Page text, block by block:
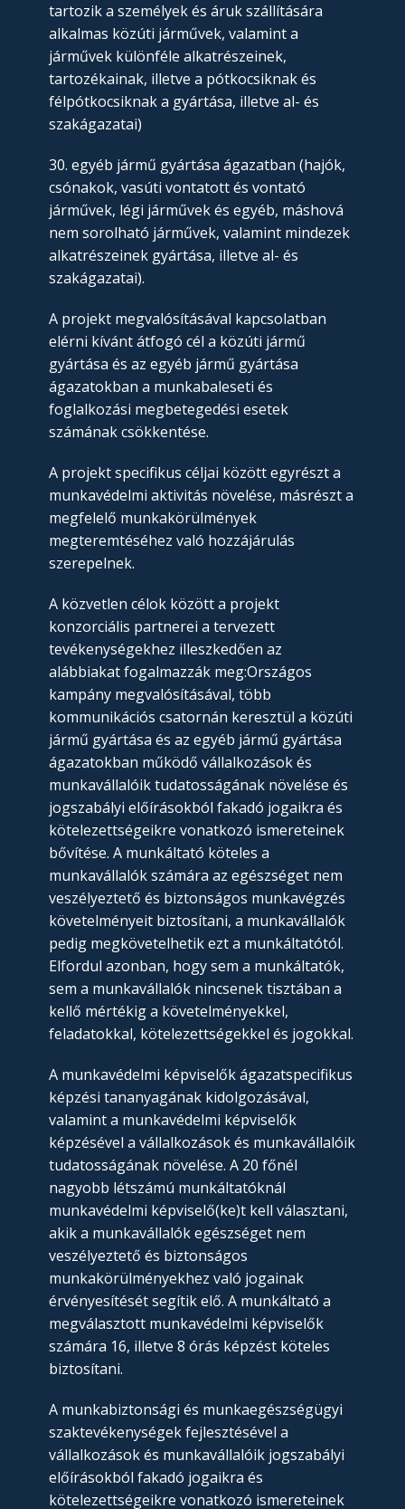
tartozik a személyek és áruk szállítására
alkalmas közúti járművek, valamint a
járművek különféle alkatrészeinek,
tartozékainak, illetve a pótkocsiknak és
félpótkocsiknak a gyártása, illetve al- és
szakágazatai)
30. egyéb jármű gyártása ágazatban (hajók,
csónakok, vasúti vontatott és vontató
járművek, légi járművek és egyéb, máshová
nem sorolható járművek, valamint mindezek
alkatrészeinek gyártása, illetve al- és
szakágazatai).
A projekt megvalósításával kapcsolatban
elérni kívánt átfogó cél a közúti jármű
gyártása és az egyéb jármű gyártása
ágazatokban a munkabaleseti és
foglalkozási megbetegedési esetek
számának csökkentése.
A projekt specifikus céljai között egyrészt a
munkavédelmi aktivitás növelése, másrészt a
megfelelő munkakörülmények
megteremtéséhez való hozzájárulás
szerepelnek.
A közvetlen célok között a projekt
konzorciális partnerei a tervezett
tevékenységekhez illeszkedően az
alábbiakat fogalmazzák meg:Országos
kampány megvalósításával, több
kommunikációs csatornán keresztül a közúti
jármű gyártása és az egyéb jármű gyártása
ágazatokban működő vállalkozások és
munkavállalóik tudatosságának növelése és
jogszabályi előírásokból fakadó jogaikra és
kötelezettségeikre vonatkozó ismereteinek
bővítése. A munkáltató köteles a
munkavállalók számára az egészséget nem
veszélyeztető és biztonságos munkavégzés
követelményeit biztosítani, a munkavállalók
pedig megkövetelhetik ezt a munkáltatótól.
Elfordul azonban, hogy sem a munkáltatók,
sem a munkavállalók nincsenek tisztában a
kellő mértékig a követelményekkel,
feladatokkal, kötelezettségekkel és jogokkal.
A munkavédelmi képviselők ágazatspecifikus
képzési tananyagának kidolgozásával,
valamint a munkavédelmi képviselők
képzésével a vállalkozások és munkavállalóik
tudatosságának növelése. A 20 főnél
nagyobb létszámú munkáltatóknál
munkavédelmi képviselő(ke)t kell választani,
akik a munkavállalók egészséget nem
veszélyeztető és biztonságos
munkakörülményekhez való jogainak
érvényesítését segítik elő. A munkáltató a
megválasztott munkavédelmi képviselők
számára 16, illetve 8 órás képzést köteles
biztosítani.
A munkabiztonsági és munkaegészségügyi
szaktevékenységek fejlesztésével a
vállalkozások és munkavállalóik jogszabályi
előírásokból fakadó jogaikra és
kötelezettségeikre vonatkozó ismereteinek